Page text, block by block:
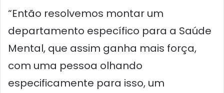
“Então resolvemos montar um
departamento específico para a Saúde
Mental, que assim ganha mais força,
com uma pessoa olhando
especificamente para isso, um